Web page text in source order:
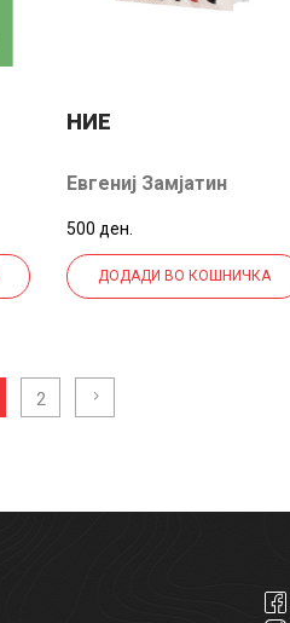
НИЕ
Евгениј Замјатин
500 ден.
ДОДАДИ ВО КОШНИЧКА
2